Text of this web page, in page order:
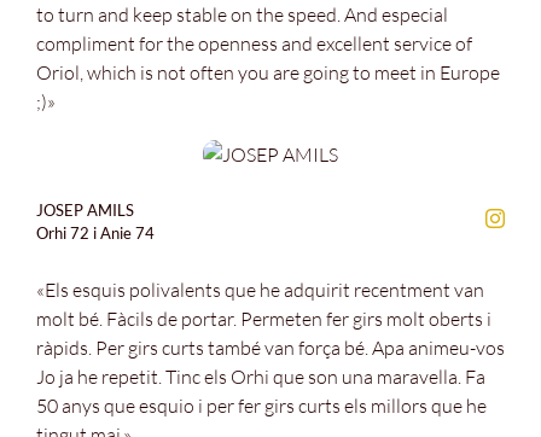
to turn and keep stable on the speed. And especial
compliment for the openness and excellent service of
Oriol, which is not often you are going to meet in Europe
;)»
JOSEP AMILS
Orhi 72 i Anie 74
«Els esquis polivalents que he adquirit recentment van
molt bé. Fàcils de portar. Permeten fer girs molt oberts i
ràpids. Per girs curts també van força bé. Apa animeu-vos
Jo ja he repetit. Tinc els Orhi que son una maravella. Fa
50 anys que esquio i per fer girs curts els millors que he